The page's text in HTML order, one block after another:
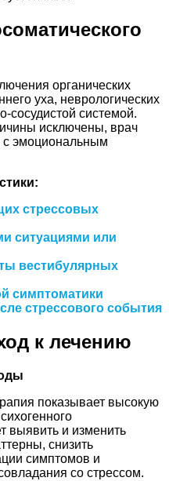
органических
уха, неврологических
сосудистой системой.
исключены, врач
с эмоциональным
стрессовых
ситуациями или
вестибулярных
симптоматики
стрессового события
к лечению
показывает высокую
выявить и изменить
снизить
симптомов и
со стрессом.